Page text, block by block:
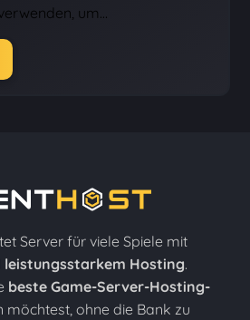
um…
Server für viele Spiele mit
leistungsstarkem Hosting.
beste Game-Server-Hosting-
möchtest, ohne die Bank zu